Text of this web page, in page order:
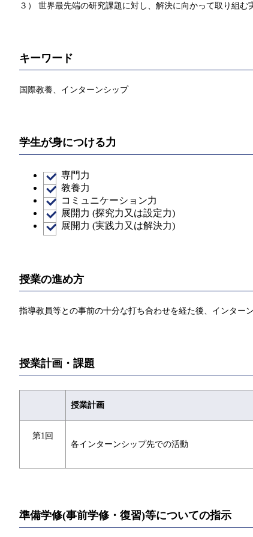
３） 世界最先端の研究課題に対し、解決に向かって取り組む
キーワード
国際教養、インターンシップ
学生が身につける力
専門力
教養力
コミュニケーション力
展開力 (探究力又は設定力)
展開力 (実践力又は解決力)
授業の進め方
指導教員等との事前の十分な打ち合わせを経た後、インター
授業計画・課題
授業計画
第1回
各インターンシップ先での活動
準備学修(事前学修・復習)等についての指示